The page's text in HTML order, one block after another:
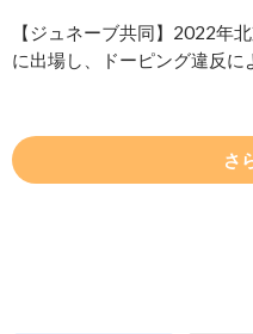
【ジュネーブ共同】2022年
に出場し、ドーピング違反
さ